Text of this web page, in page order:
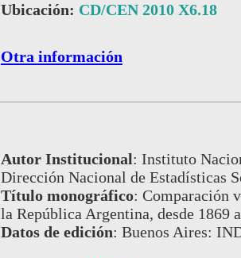
Ubicación: CD/CEN 2010 X6.18
Otra información
Autor Institucional: Instituto
Dirección Nacional de Estadísticas
Título monográfico: Comparación
la República Argentina, desde 1869
Datos de edición: Buenos Aires: